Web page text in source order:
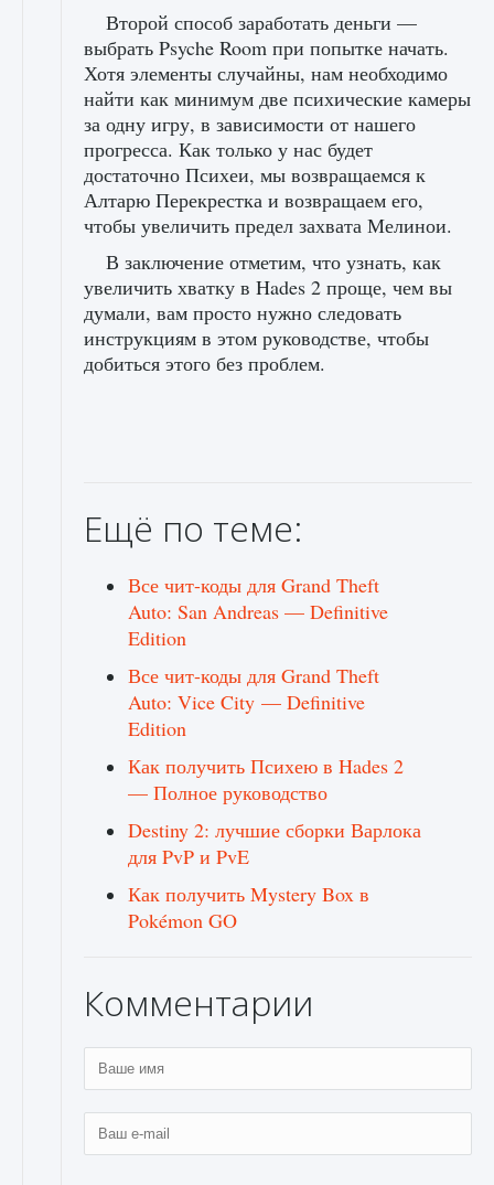
Второй способ заработать деньги —
выбрать Psyche Room при попытке начать.
Хотя элементы случайны, нам необходимо
найти как минимум две психические камеры
за одну игру, в зависимости от нашего
прогресса. Как только у нас будет
достаточно Психеи, мы возвращаемся к
Алтарю Перекрестка и возвращаем его,
чтобы увеличить предел захвата Мелинои.
В заключение отметим, что узнать, как
увеличить хватку в Hades 2 проще, чем вы
думали, вам просто нужно следовать
инструкциям в этом руководстве, чтобы
добиться этого без проблем.
Ещё по теме:
Все чит-коды для Grand Theft
Auto: San Andreas — Definitive
Edition
Все чит-коды для Grand Theft
Auto: Vice City — Definitive
Edition
Как получить Психею в Hades 2
— Полное руководство
Destiny 2: лучшие сборки Варлока
для PvP и PvE
Как получить Mystery Box в
Pokémon GO
Комментарии